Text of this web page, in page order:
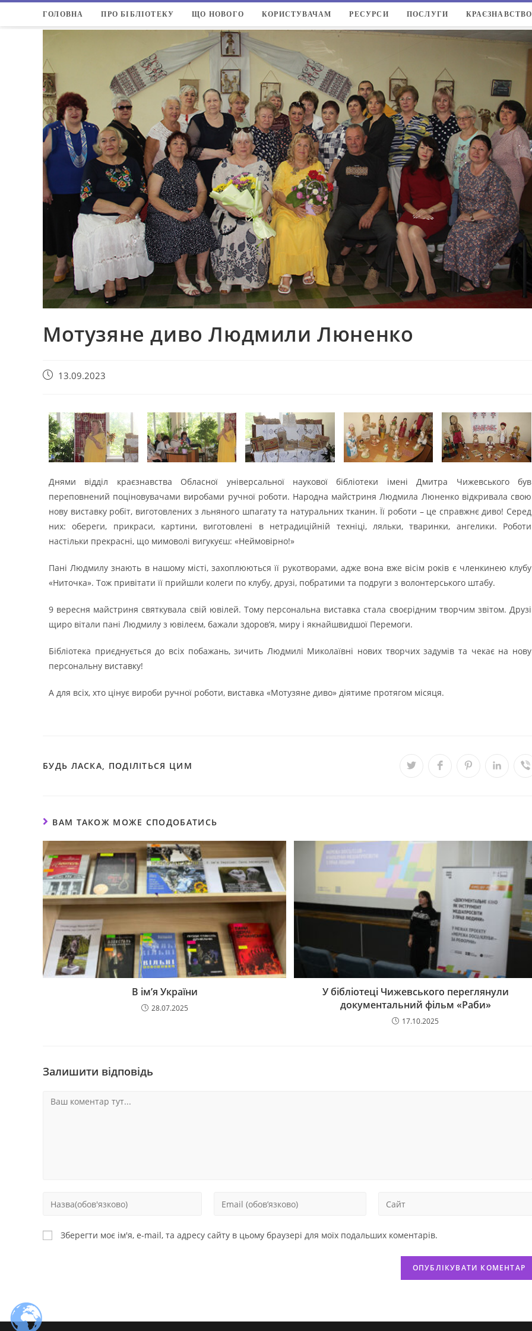
ГОЛОВНА ПРО БІБЛІОТЕКУ ЩО НОВОГО КОРИСТУВАЧАМ РЕСУРСИ ПОСЛУГИ КРАЄЗНАВСТВО
Мотузяне диво Людмили Люненко
13.09.2023
Днями відділ краєзнавства Обласної універсальної наукової бібліотеки імені Дмитра Чижевського був
переповнений поціновувачами виробами ручної роботи. Народна майстриня Людмила Люненко відкривала свою
нову виставку робіт, виготовлених з льняного шпагату та натуральних тканин. Її роботи – це справжнє диво! Серед
них: обереги, прикраси, картини, виготовлені в нетрадиційній техніці, ляльки, тваринки, ангелики. Роботи
настільки прекрасні, що мимоволі вигукуєш: «Неймовірно!»
Пані Людмилу знають в нашому місті, захоплюються її рукотворами, адже вона вже вісім років є членкинею клубу
«Ниточка». Тож привітати її прийшли колеги по клубу, друзі, побратими та подруги з волонтерського штабу.
9 вересня майстриня святкувала свій ювілей. Тому персональна виставка стала своєрідним творчим звітом. Друзі
щиро вітали пані Людмилу з ювілеєм, бажали здоров’я, миру і якнайшвидшої Перемоги.
Бібліотека приєднується до всіх побажань, зичить Людмилі Миколаївні нових творчих задумів та чекає на нову
персональну виставку!
А для всіх, хто цінує вироби ручної роботи, виставка «Мотузяне диво» діятиме протягом місяця.
БУДЬ ЛАСКА, ПОДІЛІТЬСЯ ЦИМ
ВАМ ТАКОЖ МОЖЕ СПОДОБАТИСЬ
В ім’я України
28.07.2025
У бібліотеці Чижевського переглянули
документальний фільм «Раби»
17.10.2025
Залишити відповідь
Зберегти моє ім'я, e-mail, та адресу сайту в цьому браузері для моїх подальших коментарів.